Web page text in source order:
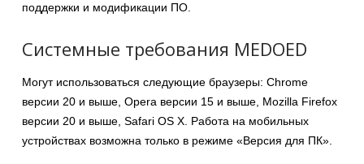
поддержки и модификации ПО.
Системные требования MEDOED
Могут использоваться следующие браузеры: Chrome
версии 20 и выше, Opera версии 15 и выше, Mozilla Firefox
версии 20 и выше, Safari OS X. Работа на мобильных
устройствах возможна только в режиме «Версия для ПК».